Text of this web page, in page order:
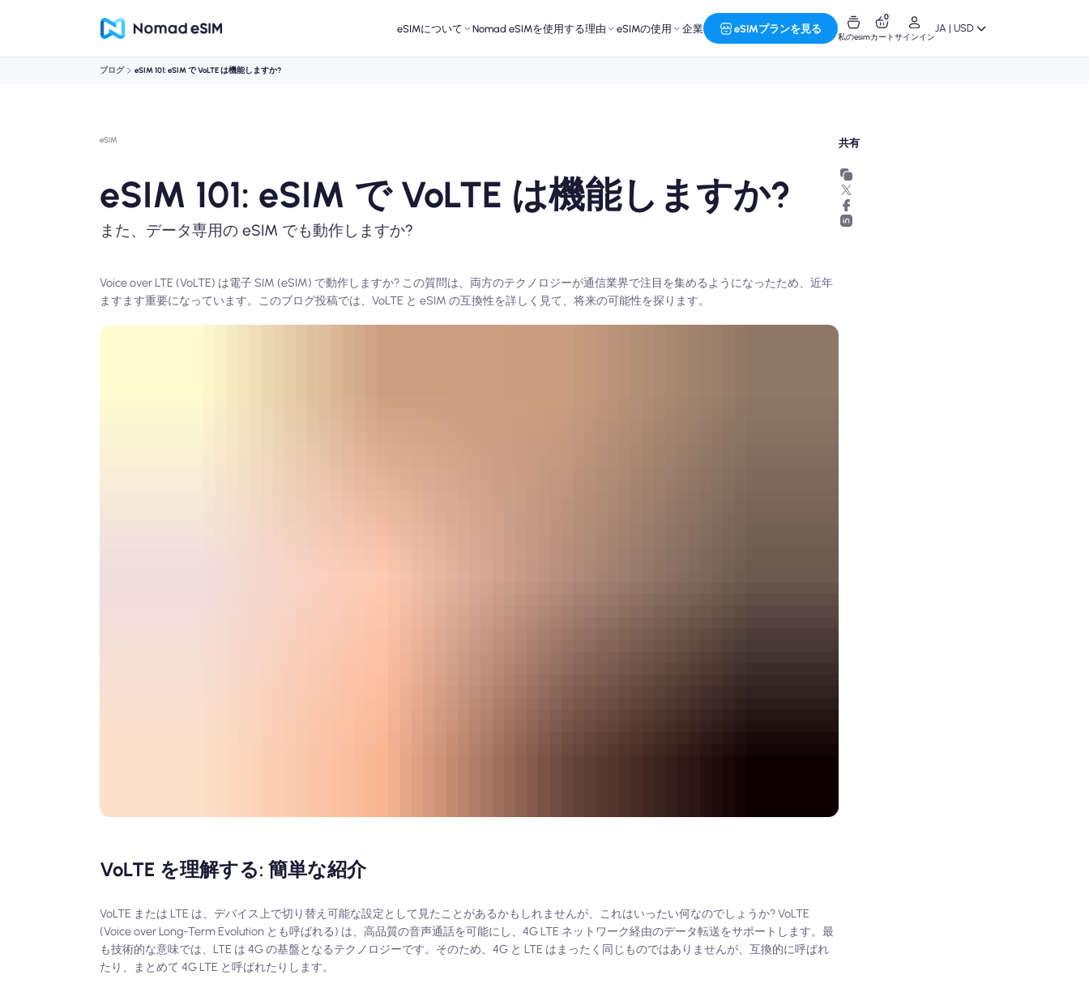
eSIMについて Nomad eSIMを使用する理由 eSIMの使用 企業 eSIMプランを見る
私のesim
0
カートサインイン
JA | USD
ブログ eSIM 101: eSIM で VoLTE は機能しますか?
eSIM
eSIM 101: eSIM で VoLTE は機能しますか?
また、データ専用の eSIM でも動作しますか?
Voice over LTE (VoLTE) は電子 SIM (eSIM) で動作しますか? この質問は、両方のテクノロジーが通信業界で注目を集めるようになったため、近年
ますます重要になっています。このブログ投稿では、VoLTE と eSIM の互換性を詳しく見て、将来の可能性を探ります。
VoLTE を理解する: 簡単な紹介
VoLTE または LTE は、デバイス上で切り替え可能な設定として見たことがあるかもしれませんが、これはいったい何なのでしょうか? VoLTE
(Voice over Long-Term Evolution とも呼ばれる) は、高品質の音声通話を可能にし、4G LTE ネットワーク経由のデータ転送をサポートします。最
も技術的な意味では、LTE は 4G の基盤となるテクノロジーです。そのため、4G と LTE はまったく同じものではありませんが、互換的に呼ばれ
たり、まとめて 4G LTE と呼ばれたりします。
共有